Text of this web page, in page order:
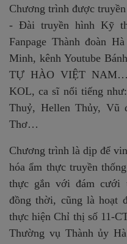
Chương trình được
- Đài truyền hình Kỹ
Fanpage Thành đoàn
Minh, kênh Youtube
TỰ HÀO VIỆT NAM…
KOL, ca sĩ nổi tiếng
Thuỷ, Hellen Thủy, Vũ
Thơ…
Chương trình là dịp để
hóa ẩm thực truyền
thực gắn với đám cưới
đồng thời, cũng là hoạt
thực hiện Chỉ thị số 11-
Thường vụ Thành ủy